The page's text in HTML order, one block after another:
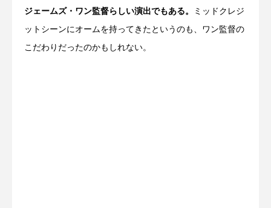
ジェームズ・ワン監督らしい演出でもある。 ミッドクレジ
ットシーンにオームを持ってきたというのも、ワン監督の
こだわりだったのかもしれない。